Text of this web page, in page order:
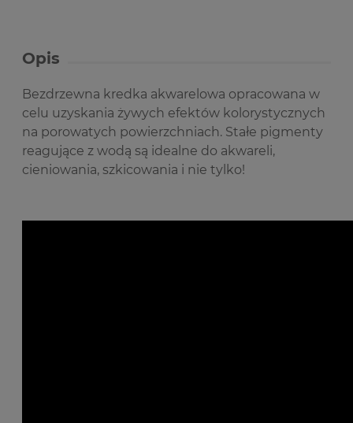
Opis
Bezdrzewna kredka akwarelowa opracowana w
celu uzyskania żywych efektów kolorystycznych
na porowatych powierzchniach. Stałe pigmenty
reagujące z wodą są idealne do akwareli,
cieniowania, szkicowania i nie tylko!